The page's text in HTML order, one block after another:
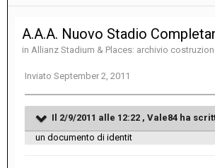
A.A.A. Nuovo Stadio
in Allianz Stadium & Places: archivio
Inviato September 2, 2011
Il 2/9/2011 alle 12:22 , Vale84 ha
un documento di identit